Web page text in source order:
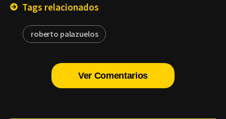
Tags relacionados
roberto palazuelos
Ver Comentarios